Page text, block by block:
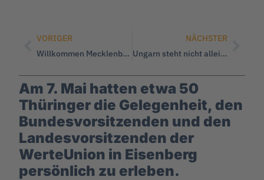
VORIGER
Willkommen Mecklenburg-Vorpommern!
NÄCHSTER
Ungarn steht nicht alleine da!
Am 7. Mai hatten etwa 50
Thüringer die Gelegenheit, den
Bundesvorsitzenden und den
Landesvorsitzenden der
WerteUnion in Eisenberg
persönlich zu erleben.